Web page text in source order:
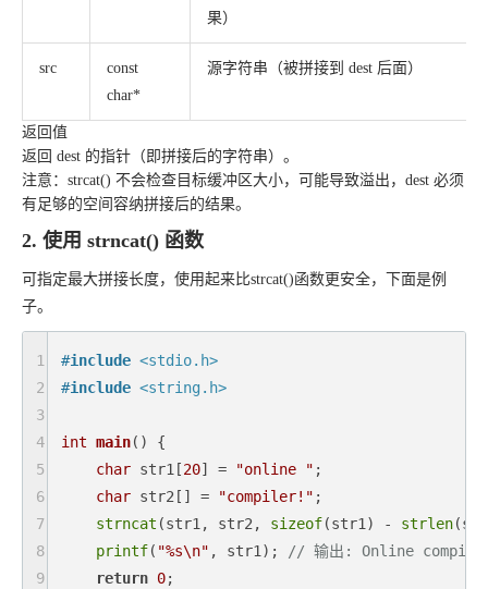
果）
src
const
char*
源字符串（被拼接到 dest 后面）
返回值
返回 dest 的指针（即拼接后的字符串）。
注意：strcat() 不会检查目标缓冲区大小，可能导致溢出，dest 必须
有足够的空间容纳拼接后的结果。
2. 使用 strncat() 函数
可指定最大拼接长度，使用起来比strcat()函数更安全，下面是例
子。
#include <stdio.h>
#include <string.h>
int main()
{
char str1[20] = "online " ;
char str2[] = "compiler!" ;
strncat (str1, str2, sizeof(str1) - strlen
printf( "%s\n" , str1);
// 输出: Online
return 0;
1
2
3
4
5
6
7
8
9